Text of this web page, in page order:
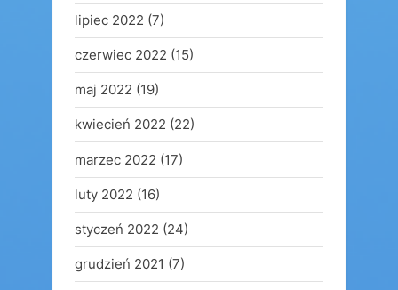
lipiec 2022 (7)
czerwiec 2022 (15)
maj 2022 (19)
kwiecień 2022 (22)
marzec 2022 (17)
luty 2022 (16)
styczeń 2022 (24)
grudzień 2021 (7)